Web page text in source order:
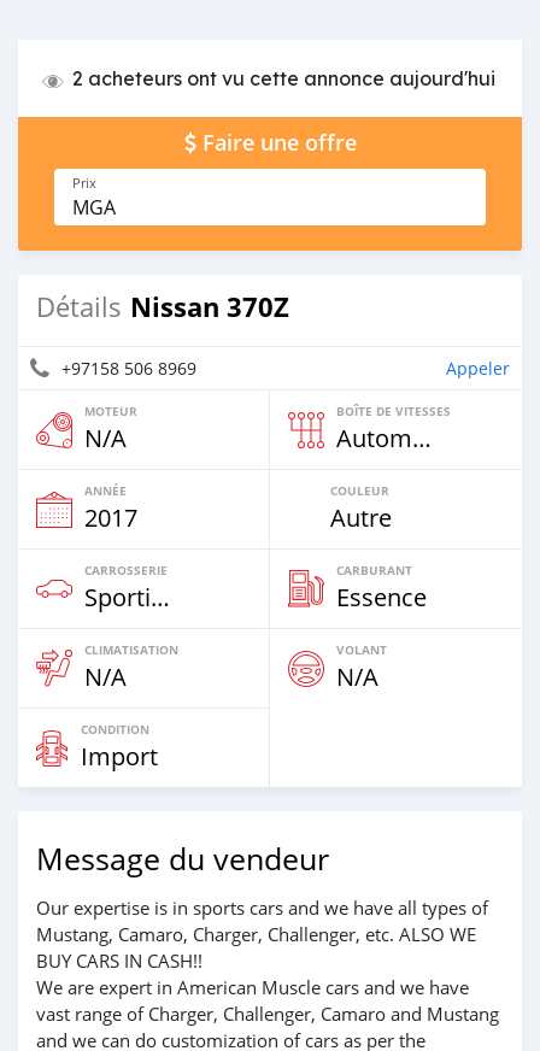
2 acheteurs ont vu cette annonce aujourd'hui
Faire une offre
Prix
MGA
Détails Nissan 370Z
+97158 506 8969 Appeler
MOTEUR
N/A
BOÎTE DE VITESSES
Automatique
ANNÉE
2017
COULEUR
Autre
CARROSSERIE
Sportive‒Coupé
CARBURANT
Essence
CLIMATISATION
N/A
VOLANT
N/A
CONDITION
Import
Message du vendeur
Our expertise is in sports cars and we have all types of
Mustang, Camaro, Charger, Challenger, etc. ALSO WE
BUY CARS IN CASH!!
We are expert in American Muscle cars and we have
vast range of Charger, Challenger, Camaro and Mustang
and we can do customization of cars as per the